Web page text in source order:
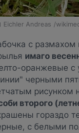
Eichler Andreas /
с
имаго
оранжевые с
черными
рисунком
второго
гораздо
с белыми